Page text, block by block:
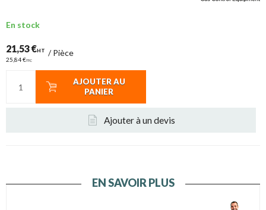
En stock
21,53 €HT
25,84 €TTC
/Pièce
AJOUTER AU
PANIER
Ajouter à un devis
EN SAVOIR PLUS